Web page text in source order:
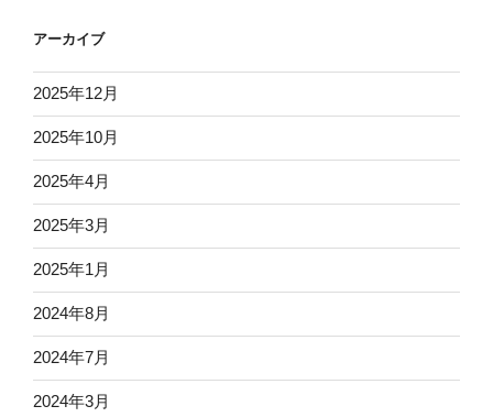
アーカイブ
2025年12月
2025年10月
2025年4月
2025年3月
2025年1月
2024年8月
2024年7月
2024年3月